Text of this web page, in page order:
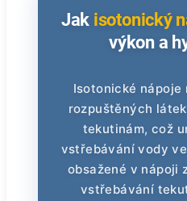
Jak isotonický
výkon a
Isotonické
rozpuštěných
tekutinám, což
vstřebávání vody
obsažené v nápoji
vstřebávání